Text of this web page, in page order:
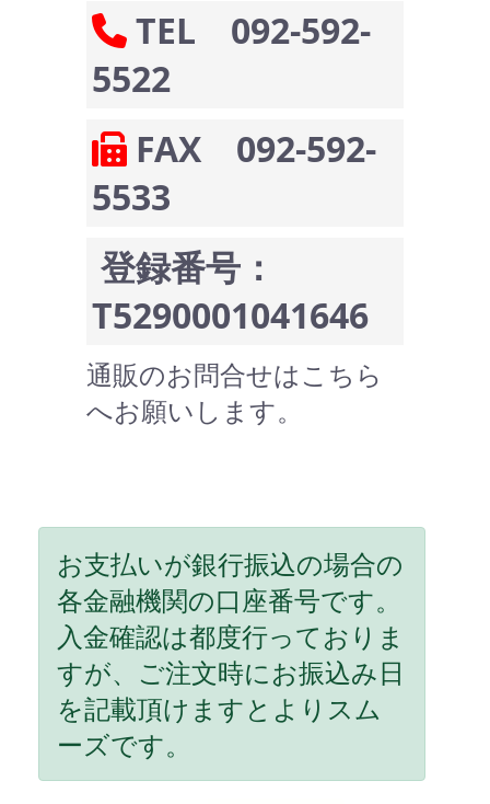
TEL 092-592-
5522
FAX 092-592-
5533
登録番号：
T5290001041646
通販のお問合せはこちら
へお願いします。
お支払いが銀行振込の場合の
各金融機関の口座番号です。
入金確認は都度行っておりま
すが、ご注文時にお振込み日
を記載頂けますとよりスム
ーズです。